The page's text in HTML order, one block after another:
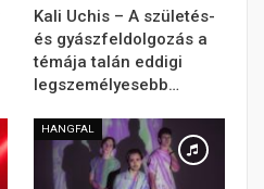
Kali Uchis – A születés-
és gyászfeldolgozás a
témája talán eddigi
legszemélyesebb…
HANGFAL